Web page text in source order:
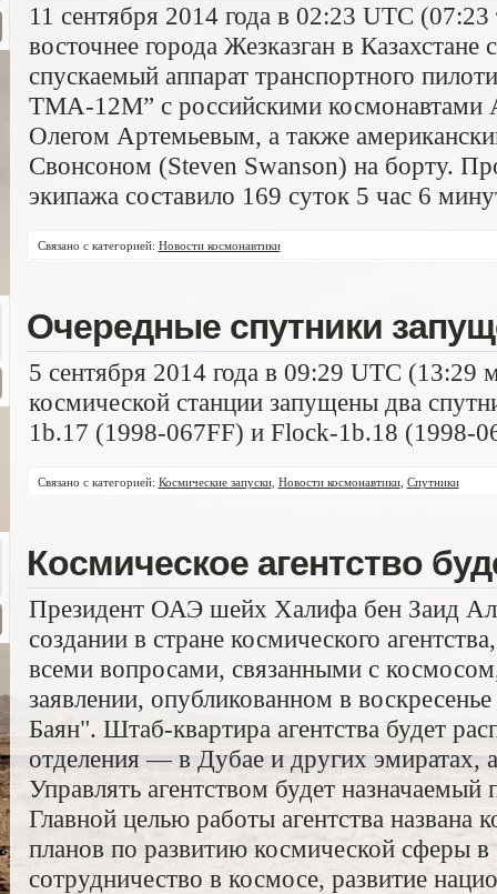
11 сентября 2014 года в 02:23 UTC
восточнее города Жезказган в
спускаемый аппарат транспортного
ТМА-12М” с российскими космонавтами
Олегом Артемьевым, а также
Свонсоном (Steven Swanson) на борту.
экипажа составило 169 суток 5 час 6
Связано с категорией: Новости космонавтики
Очередные спутники
5 сентября 2014 года в 09:29 UTC
космической станции запущены два
1b.17 (1998-067FF) и Flock-1b.18 (1998-
Связано с категорией: Космические запуски, Новости космонавтики, Спутники
Космическое агентство
Президент ОАЭ шейх Халифа бен Заид
создании в стране космического
всеми вопросами, связанными с
заявлении, опубликованном в
Баян". Штаб-квартира агентства будет
отделения — в Дубае и других эмиратах,
Управлять агентством будет назначаемый
Главной целью работы агентства названа
планов по развитию космической сферы
сотрудничество в космосе, развитие